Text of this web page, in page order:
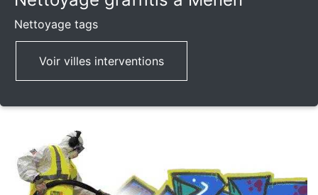
Nettoyage tags
Voir villes interventions